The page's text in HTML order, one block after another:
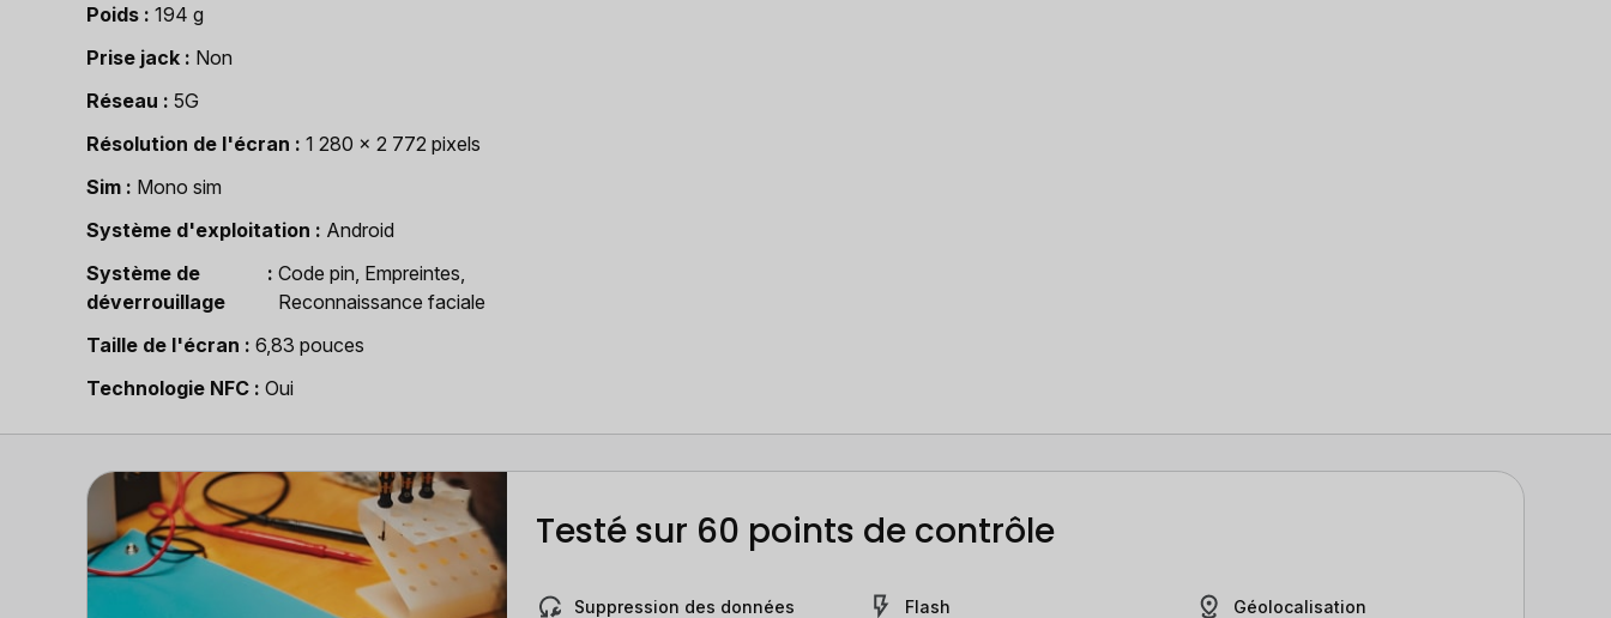
Poids
194 g
Prise jack
Non
Réseau
5G
Résolution de l'écran
1 280 x 2 772 pixels
Sim
Mono sim
Système d'exploitation
Android
Système de
déverrouillage
Code pin, Empreintes,
Reconnaissance faciale
Taille de l'écran
6,83 pouces
Technologie NFC
Oui
Testé sur 60 points de contrôle
Suppression des données Flash Géolocalisation